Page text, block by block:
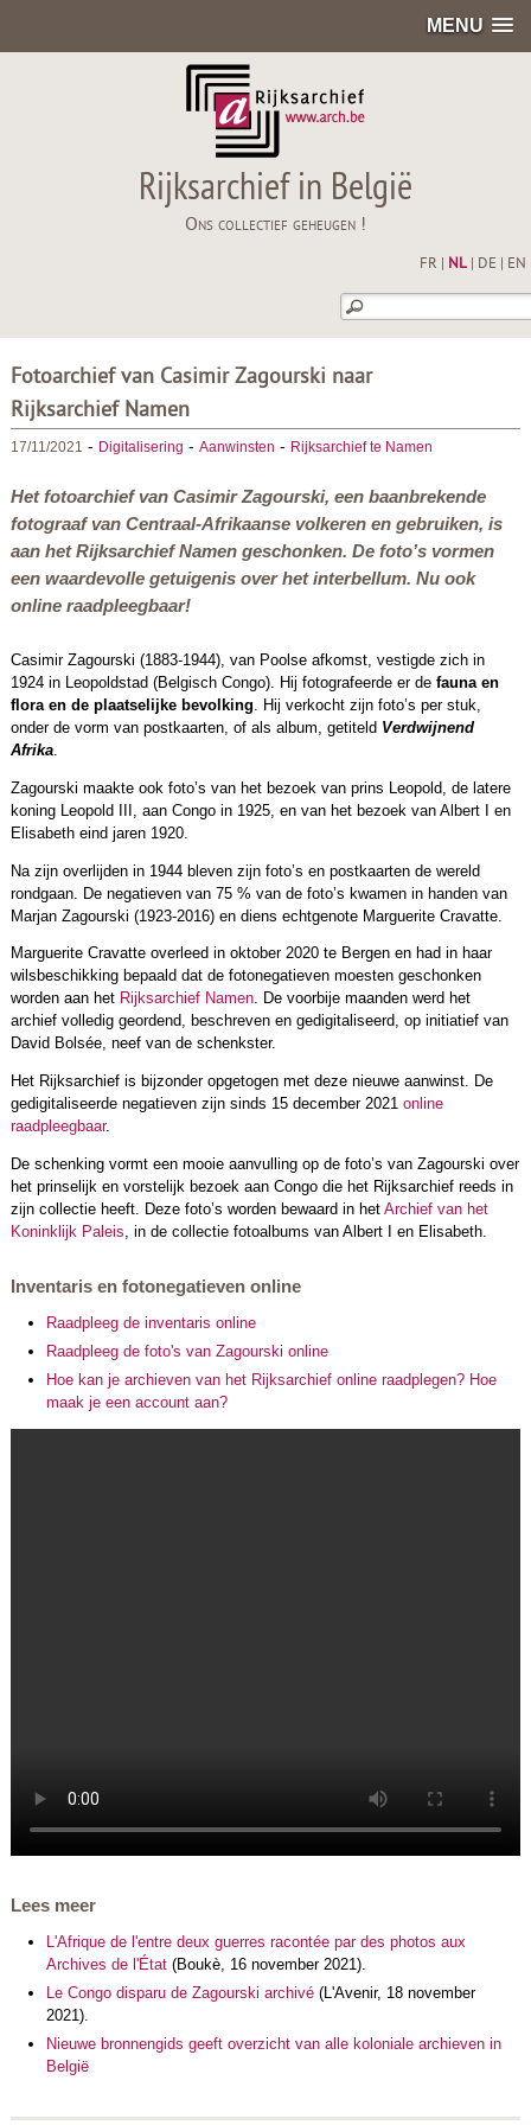
MENU
Rijksarchief in België
Ons collectief geheugen !
FR NL| DE EN
Fotoarchief van Casimir Zagourski naar
Rijksarchief Namen
17/11/2021 - Digitalisering - Aanwinsten - Rijksarchief te Namen
Het fotoarchief van Casimir Zagourski, een baanbrekende
fotograaf van Centraal-Afrikaanse volkeren en gebruiken, is
aan het Rijksarchief Namen geschonken. De foto’s vormen
een waardevolle getuigenis over het interbellum. Nu ook
online raadpleegbaar!
Casimir Zagourski (1883-1944), van Poolse afkomst, vestigde zich in
1924 in Leopoldstad (Belgisch Congo). Hij fotografeerde er de fauna en
flora en de plaatselijke bevolking. Hij verkocht zijn foto’s per stuk,
onder de vorm van postkaarten, of als album, getiteld Verdwijnend
Afrika.
Zagourski maakte ook foto’s van het bezoek van prins Leopold, de latere
koning Leopold III, aan Congo in 1925, en van het bezoek van Albert I en
Elisabeth eind jaren 1920.
Na zijn overlijden in 1944 bleven zijn foto’s en postkaarten de wereld
rondgaan. De negatieven van 75 % van de foto’s kwamen in handen van
Marjan Zagourski (1923-2016) en diens echtgenote Marguerite Cravatte.
Marguerite Cravatte overleed in oktober 2020 te Bergen en had in haar
wilsbeschikking bepaald dat de fotonegatieven moesten geschonken
worden aan het Rijksarchief Namen. De voorbije maanden werd het
archief volledig geordend, beschreven en gedigitaliseerd, op initiatief van
David Bolsée, neef van de schenkster.
Het Rijksarchief is bijzonder opgetogen met deze nieuwe aanwinst. De
gedigitaliseerde negatieven zijn sinds 15 december 2021 online
raadpleegbaar.
De schenking vormt een mooie aanvulling op de foto’s van Zagourski over
het prinselijk en vorstelijk bezoek aan Congo die het Rijksarchief reeds in
zijn collectie heeft. Deze foto’s worden bewaard in het Archief van het
Koninklijk Paleis , in de collectie fotoalbums van Albert I en Elisabeth.
Inventaris en fotonegatieven online
Raadpleeg de inventaris online
Raadpleeg de foto's van Zagourski online
Hoe kan je archieven van het Rijksarchief online raadplegen? Hoe
maak je een account aan?
Lees meer
L'Afrique de l'entre deux guerres racontée par des photos aux
Archives de l'État(Boukè, 16 november 2021).
Le Congo disparu de Zagourski archivé(L'Avenir, 18 november
2021).
Nieuwe bronnengids geeft overzicht van alle koloniale archieven in
België